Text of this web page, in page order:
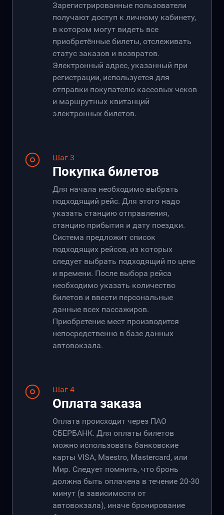
Зарегистрированные пользователи
получают доступ к личному кабинету,
в котором могут видеть все
приобретённые билеты, отслеживать
статус заказов и возвратов.
Электронный адрес, указанный при
регистрации, используется для
отправки покупателю кассовых чеков
и маршрутных квитанций
электронных билетов.
Шаг 3
Покупка билетов
Для начала необходимо выбрать
подходящий рейс. Для этого надо
указать станцию отправления,
станцию прибытия и дату поездки.
Система предложит список
подходящих рейсов, из которых
следует выбрать подходящий по цене
и времени. После выбора рейса
необходимо указать количество
билетов и ввести персональные
данные всех пассажиров.
Приобретение мест производится
непосредственно в базе данных
автовокзала.
Шаг 4
Оплата заказа
Оплата происходит через ПАО
СБЕРБАНК. Для оплаты билетов
можно использовать банковские
карты VISA, Maestro, Mastercard, или
Мир. Следует помнить, что бронь
должна быть оплачена в течение 20-30
минут (в зависимости от
автовокзала), иначе бронирование